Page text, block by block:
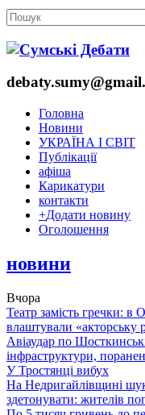
Головна
Новини
УКРАЇНА І СВІТ
Публікації
афіша
Карикатури
контакти
+Додати новину
Оголошення
новини
Вчора
Театр замість гречки: в
влаштували «акторську
Авіаудар по
інфраструктури,
У Тростянці вибух
На Недригайлівщині
здетонувати: жителів